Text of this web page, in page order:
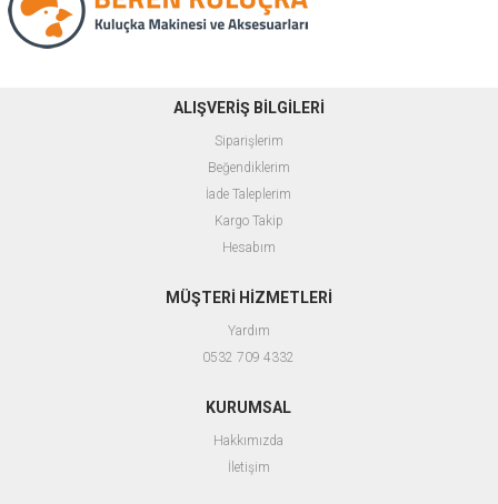
ALIŞVERİŞ BİLGİLERİ
Siparişlerim
Beğendiklerim
İade Taleplerim
Kargo Takip
Hesabım
MÜŞTERİ HİZMETLERİ
Yardım
0532 709 4332
KURUMSAL
Hakkımızda
İletişim